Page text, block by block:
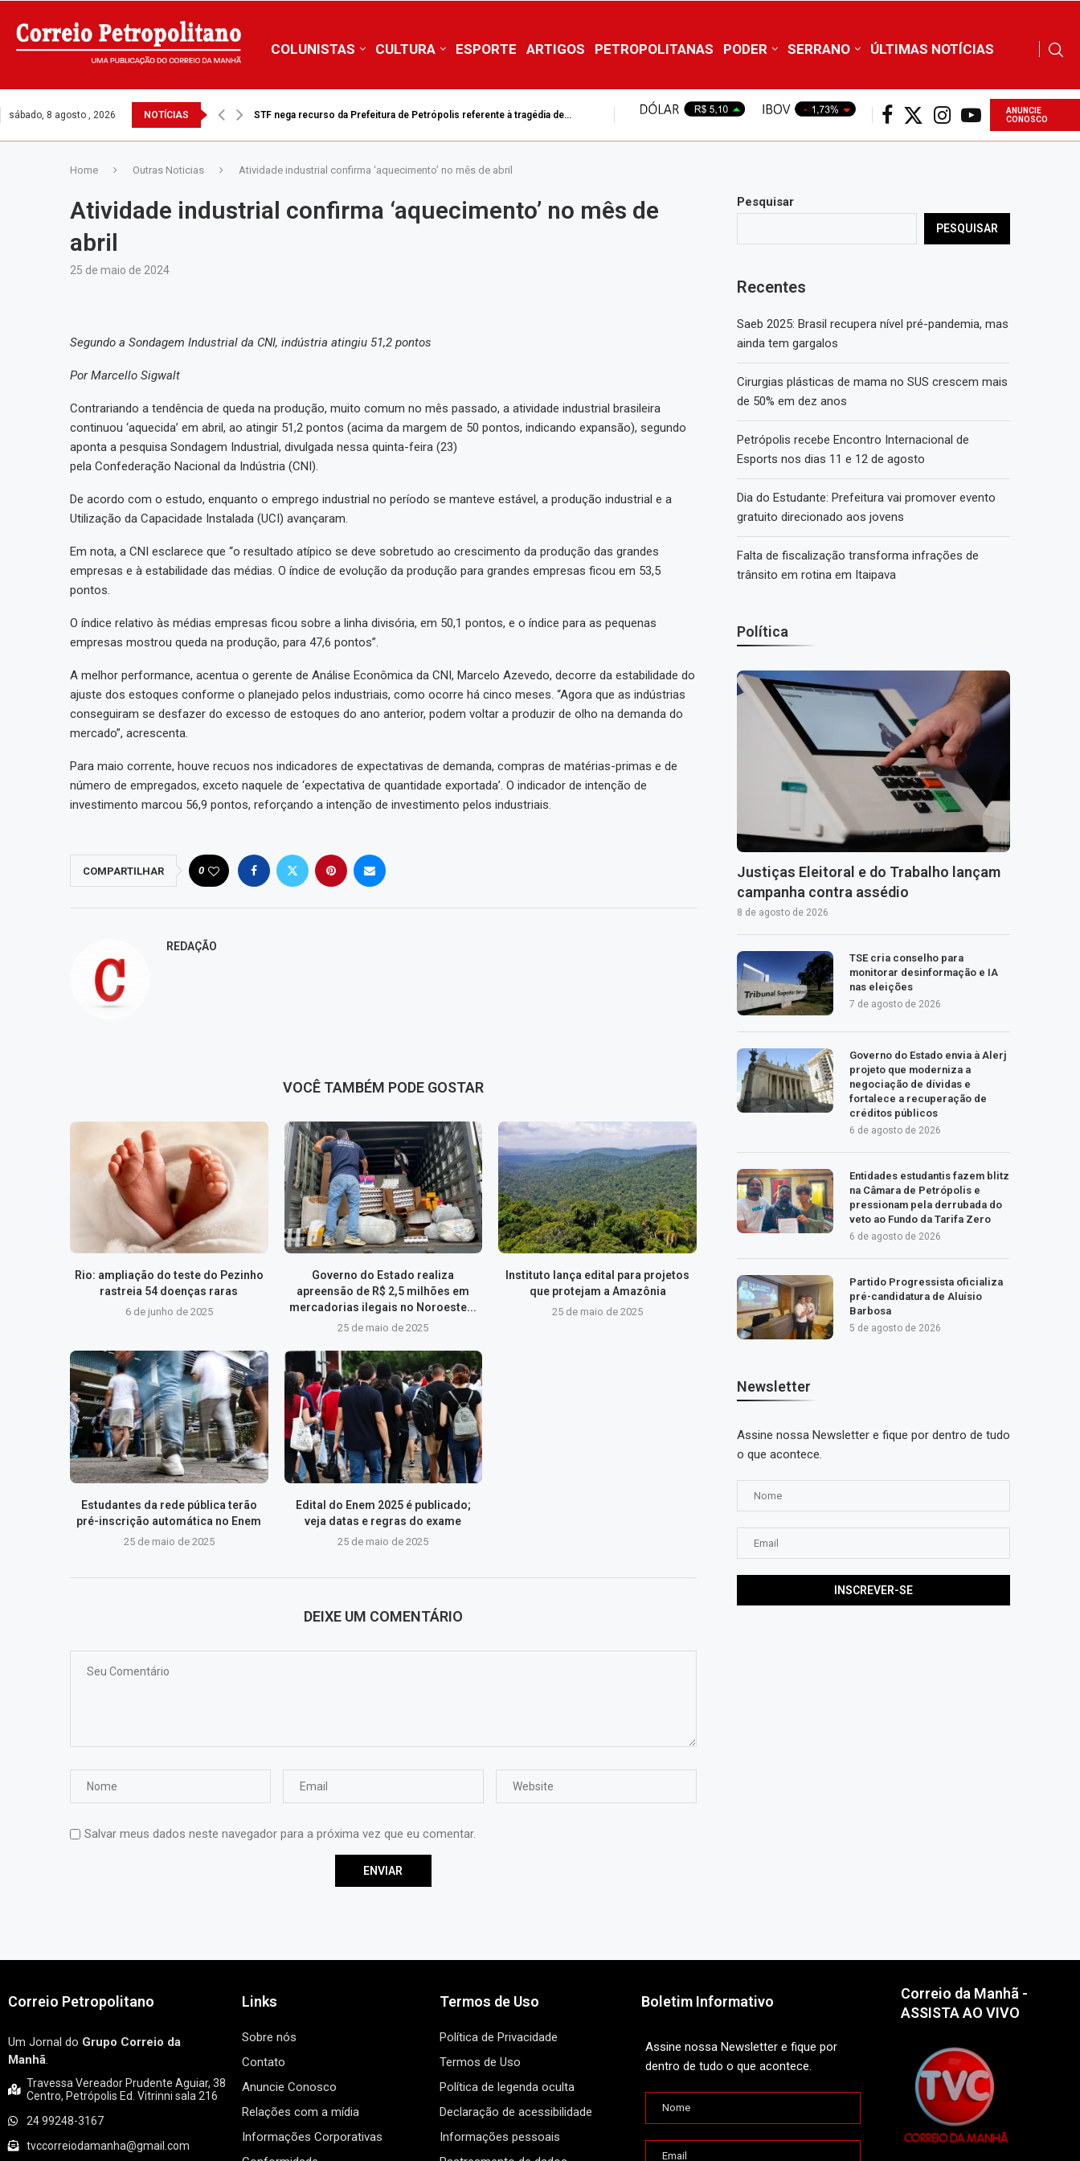
COLUNISTAS CULTURA ESPORTE ARTIGOS PETROPOLITANAS PODER SERRANO ÚLTIMAS NOTÍCIAS
sábado, 8 agosto , 2026 NOTÍCIAS STF nega recurso da Prefeitura de Petrópolis referente à tragédia de...
ANUNCIE
CONOSCO
Home Outras Noticias Atividade industrial confirma ‘aquecimento’ no mês de abril
Atividade industrial confirma ‘aquecimento’ no mês de
abril
25 de maio de 2024
Segundo a Sondagem Industrial da CNI, indústria atingiu 51,2 pontos
Por Marcello Sigwalt
Contrariando a tendência de queda na produção, muito comum no mês passado, a atividade industrial brasileira
continuou ‘aquecida’ em abril, ao atingir 51,2 pontos (acima da margem de 50 pontos, indicando expansão), segundo
aponta a pesquisa Sondagem Industrial, divulgada nessa quinta-feira (23)
pela Confederação Nacional da Indústria (CNI).
De acordo com o estudo, enquanto o emprego industrial no período se manteve estável, a produção industrial e a
Utilização da Capacidade Instalada (UCI) avançaram.
Em nota, a CNI esclarece que “o resultado atípico se deve sobretudo ao crescimento da produção das grandes
empresas e à estabilidade das médias. O índice de evolução da produção para grandes empresas ficou em 53,5
pontos.
O índice relativo às médias empresas ficou sobre a linha divisória, em 50,1 pontos, e o índice para as pequenas
empresas mostrou queda na produção, para 47,6 pontos”.
A melhor performance, acentua o gerente de Análise Econômica da CNI, Marcelo Azevedo, decorre da estabilidade do
ajuste dos estoques conforme o planejado pelos industriais, como ocorre há cinco meses. “Agora que as indústrias
conseguiram se desfazer do excesso de estoques do ano anterior, podem voltar a produzir de olho na demanda do
mercado”, acrescenta.
Para maio corrente, houve recuos nos indicadores de expectativas de demanda, compras de matérias-primas e de
número de empregados, exceto naquele de ‘expectativa de quantidade exportada’. O indicador de intenção de
investimento marcou 56,9 pontos, reforçando a intenção de investimento pelos industriais.
COMPARTILHAR 0
REDAÇÃO
VOCÊ TAMBÉM PODE GOSTAR
Rio: ampliação do teste do Pezinho
rastreia 54 doenças raras
6 de junho de 2025
Governo do Estado realiza
apreensão de R$ 2,5 milhões em
mercadorias ilegais no Noroeste...
25 de maio de 2025
Instituto lança edital para projetos
que protejam a Amazônia
25 de maio de 2025
Estudantes da rede pública terão
pré-inscrição automática no Enem
25 de maio de 2025
Edital do Enem 2025 é publicado;
veja datas e regras do exame
25 de maio de 2025
DEIXE UM COMENTÁRIO
Salvar meus dados neste navegador para a próxima vez que eu comentar.
Pesquisar
PESQUISAR
Recentes
Saeb 2025: Brasil recupera nível pré-pandemia, mas
ainda tem gargalos
Cirurgias plásticas de mama no SUS crescem mais
de 50% em dez anos
Petrópolis recebe Encontro Internacional de
Esports nos dias 11 e 12 de agosto
Dia do Estudante: Prefeitura vai promover evento
gratuito direcionado aos jovens
Falta de fiscalização transforma infrações de
trânsito em rotina em Itaipava
Política
Justiças Eleitoral e do Trabalho lançam
campanha contra assédio
8 de agosto de 2026
TSE cria conselho para
monitorar desinformação e IA
nas eleições
7 de agosto de 2026
Governo do Estado envia à Alerj
projeto que moderniza a
negociação de dívidas e
fortalece a recuperação de
créditos públicos
6 de agosto de 2026
Entidades estudantis fazem blitz
na Câmara de Petrópolis e
pressionam pela derrubada do
veto ao Fundo da Tarifa Zero
6 de agosto de 2026
Partido Progressista oficializa
pré-candidatura de Aluísio
Barbosa
5 de agosto de 2026
Newsletter
Assine nossa Newsletter e fique por dentro de tudo
o que acontece.
Correio Petropolitano
Um Jornal do Grupo Correio da
Manhã.
Travessa Vereador Prudente Aguiar, 38
Centro, Petrópolis Ed. Vitrinni sala 216
24 99248-3167
tvccorreiodamanha@gmail.com
Links
Sobre nós
Contato
Anuncie Conosco
Relações com a mídia
Informações Corporativas
Termos de Uso
Política de Privacidade
Termos de Uso
Política de legenda oculta
Declaração de acessibilidade
Informações pessoais
Boletim Informativo
Assine nossa Newsletter e fique por
dentro de tudo o que acontece.
Correio da Manhã -
ASSISTA AO VIVO